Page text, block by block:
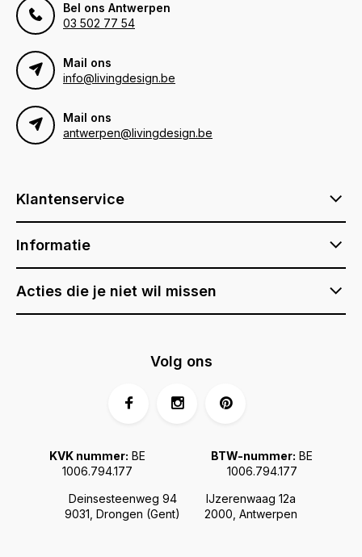
Bel ons Antwerpen
03 502 77 54
Mail ons
info@livingdesign.be
Mail ons
antwerpen@livingdesign.be
Klantenservice
Informatie
Acties die je niet wil missen
Deinsesteenweg 94
9031, Drongen (Gent)
IJzerenwaag 12a
2000, Antwerpen
KVK nummer: BE
1006.794.177
BTW-nummer: BE
1006.794.177
Volg ons